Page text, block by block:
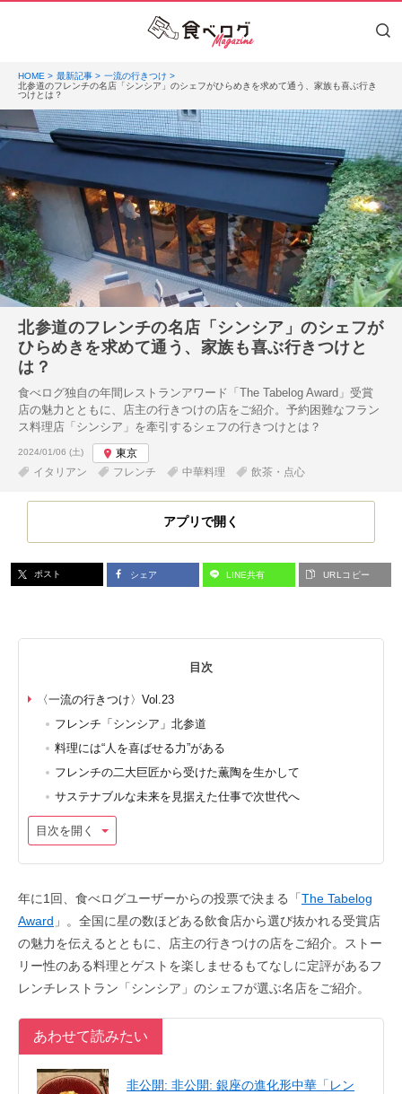
HOME 最新記事
一流の行きつけ
北参道のフレンチの名店「シンシア」のシェフがひらめきを求めて通う、家族も喜ぶ行き
つけとは？
北参道のフレンチの名店「シンシア」のシェフが
ひらめきを求めて通う、家族も喜ぶ行きつけと
は？
食べログ独自の年間レストランアワード「The Tabelog Award」受賞
店の魅力とともに、店主の行きつけの店をご紹介。予約困難なフラン
ス料理店「シンシア」を牽引するシェフの行きつけとは？
投稿日:
2024/01/06 (土)
東京
イタリアン
フレンチ 中華料理 飲茶・点心
アプリで開く
ポスト シェア LINE共有 URLコピー
目次
〈一流の行きつけ〉Vol.23
フレンチ「シンシア」北参道
料理には“人を喜ばせる力”がある
フレンチの二大巨匠から受けた薫陶を生かして
サステナブルな未来を見据えた仕事で次世代へ
目次を開く
年に1回、食べログユーザーからの投票で決まる「The Tabelog
Award 」。全国に星の数ほどある飲食店から選び抜かれる受賞店
の魅力を伝えるとともに、店主の行きつけの店をご紹介。ストー
リー性のある料理とゲストを楽しませるもてなしに定評があるフ
レンチレストラン「シンシア」のシェフが選ぶ名店をご紹介。
あわせて読みたい
非公開: 非公開: 銀座の進化形中華「レン